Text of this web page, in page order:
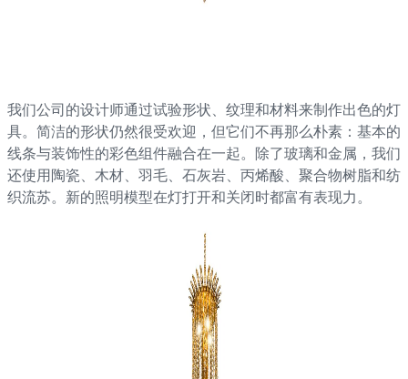
我们公司的设计师通过试验形状、纹理和材料来制作出色的灯
具。简洁的形状仍然很受欢迎，但它们不再那么朴素：基本的
线条与装饰性的彩色组件融合在一起。除了玻璃和金属，我们
还使用陶瓷、木材、羽毛、石灰岩、丙烯酸、聚合物树脂和纺
织流苏。新的照明模型在灯打开和关闭时都富有表现力。